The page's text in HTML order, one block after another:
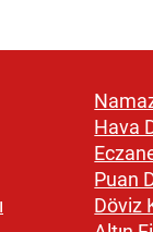
Hava
Puan
Döviz